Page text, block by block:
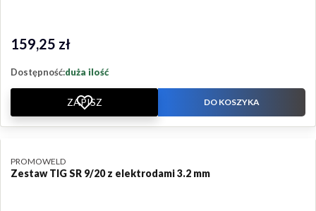
Cena
159,25 zł
Dostępność:duża ilość
ZAPISZ DO KOSZYKA
Zestaw TIG SR 9/20 z elektrodami 3.2 mm
PRODUCENT
PROMOWELD